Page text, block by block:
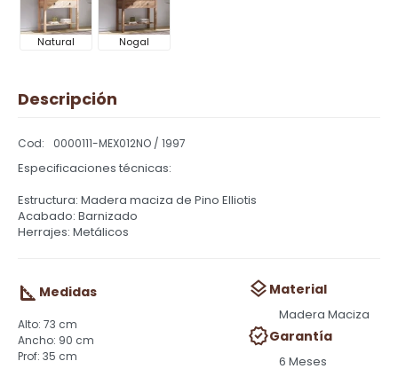
Natural Nogal
Descripción
0000111-MEX012NO / 1997
Especificaciones técnicas:
Estructura: Madera maciza de Pino Elliotis
Acabado: Barnizado
Herrajes: Metálicos
Medidas
73 cm
90 cm
35 cm
Material
Madera Maciza
Garantía
6 Meses